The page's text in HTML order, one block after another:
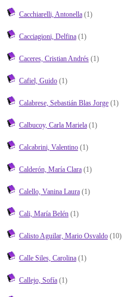
Cacchiarelli, Antonella(1)
Cacciagioni, Delfina(1)
Caceres, Cristian Andrés(1)
Cafiel, Guido(1)
Calabrese, Sebastián Blas Jorge(1)
Calbucoy, Carla Mariela(1)
Calcabrini, Valentino(1)
Calderón, María Clara(1)
Calello, Vanina Laura(1)
Cali, María Belén(1)
Calisto Aguilar, Mario Osvaldo(10)
Calle Siles, Carolina(1)
Callejo, Sofía(1)